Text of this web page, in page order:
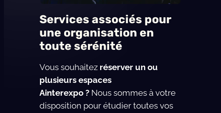
Services associés pour
une organisation en
toute sérénité
Vous souhaitez réserver un ou
plusieurs espaces
Ainterexpo ?Nous sommes à votre
disposition pour étudier toutes vos